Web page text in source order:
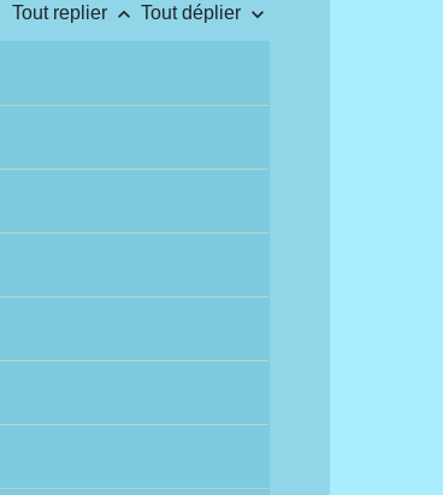
Tout replier keyboard_arrow_up Tout déplier keyboard_arrow_down